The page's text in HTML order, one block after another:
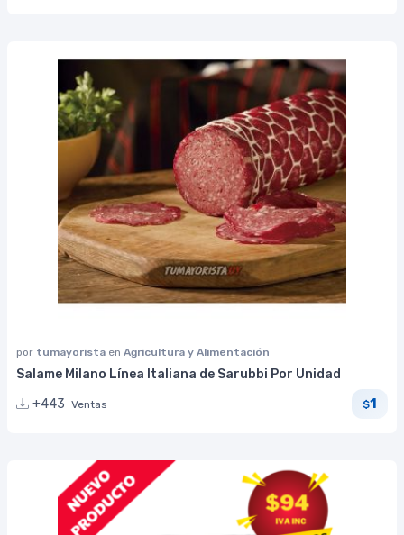
por tumayorista en Agricultura y Alimentación
Salame Milano Línea Italiana de Sarubbi Por Unidad
+443 Ventas $1